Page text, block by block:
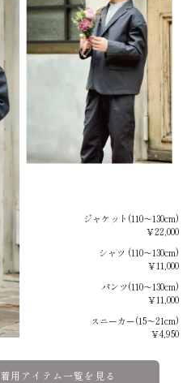
ジャケット(110～130cm)
￥22,000
シャツ (110～130cm)
￥11,000
パンツ(110～130cm)
￥11,000
スニーカー(15～21cm)
￥4,950
着用アイテム一覧を見る